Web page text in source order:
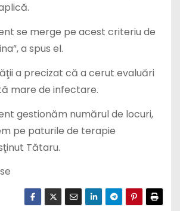
se merge pe acest criteriu de
a spus el.
a precizat că a cerut evaluări
mare de infectare.
gestionăm numărul de locuri,
pe paturile de terapie
Tătaru.